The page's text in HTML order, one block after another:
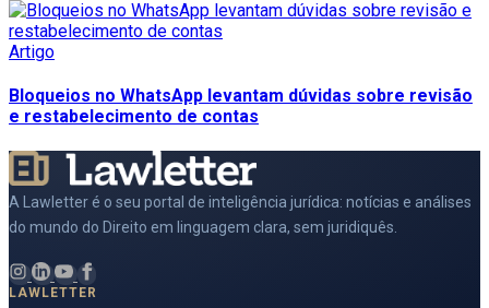
Artigo
Bloqueios no WhatsApp levantam dúvidas sobre revisão
e restabelecimento de contas
A Lawletter é o seu portal de inteligência jurídica: notícias e análises
do mundo do Direito em linguagem clara, sem juridiquês.
LAWLETTER